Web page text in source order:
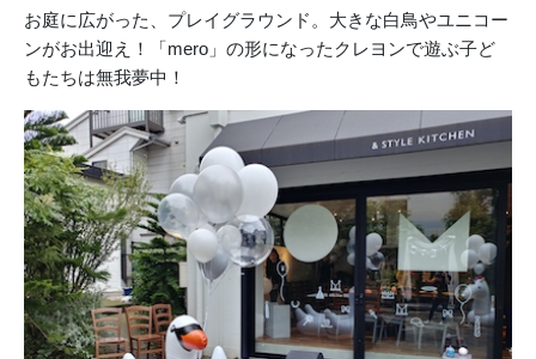
お庭に広がった、プレイグラウンド。大きな白鳥やユニコー
ンがお出迎え！「mero」の形になったクレヨンで遊ぶ子ど
もたちは無我夢中！